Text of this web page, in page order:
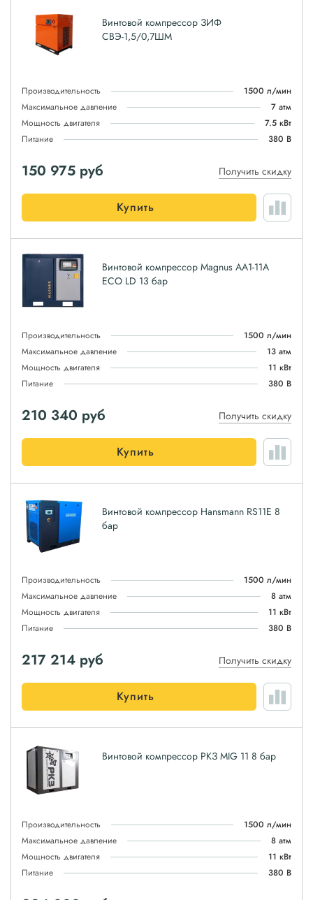
Винтовой компрессор ЗИФ
СВЭ-1,5/0,7ШМ
Производительность
1500 л/мин
Максимальное давление
7 атм
Мощность двигателя
7.5 кВт
Питание
380 В
150 975 руб Получить скидку
Купить
Винтовой компрессор Magnus АА1-11А
ЕСО LD 13 бар
Производительность
1500 л/мин
Максимальное давление
13 атм
Мощность двигателя
11 кВт
Питание
380 В
210 340 руб Получить скидку
Купить
Винтовой компрессор Hansmann RS11E 8
бар
Производительность
1500 л/мин
Максимальное давление
8 атм
Мощность двигателя
11 кВт
Питание
380 В
217 214 руб Получить скидку
Купить
Винтовой компрессор РКЗ MIG 11 8 бар
Производительность
1500 л/мин
Максимальное давление
8 атм
Мощность двигателя
11 кВт
Питание
380 В